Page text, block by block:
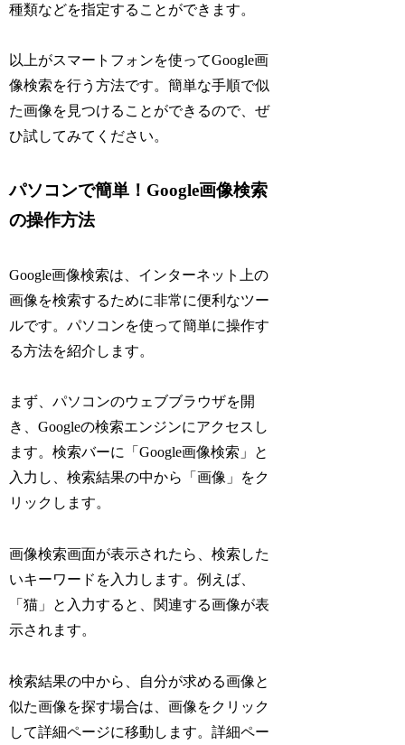
種類などを指定することができます。
以上がスマートフォンを使ってGoogle画
像検索を行う方法です。簡単な手順で似
た画像を見つけることができるので、ぜ
ひ試してみてください。
パソコンで簡単！Google画像検索
の操作方法
Google画像検索は、インターネット上の
画像を検索するために非常に便利なツー
ルです。パソコンを使って簡単に操作す
る方法を紹介します。
まず、パソコンのウェブブラウザを開
き、Googleの検索エンジンにアクセスし
ます。検索バーに「Google画像検索」と
入力し、検索結果の中から「画像」をク
リックします。
画像検索画面が表示されたら、検索した
いキーワードを入力します。例えば、
「猫」と入力すると、関連する画像が表
示されます。
検索結果の中から、自分が求める画像と
似た画像を探す場合は、画像をクリック
して詳細ページに移動します。詳細ペー